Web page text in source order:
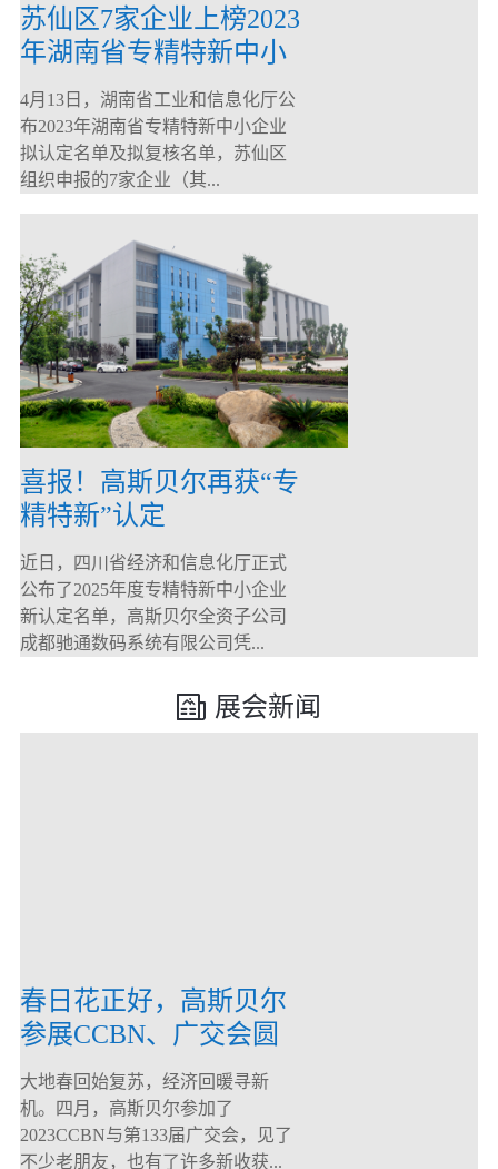
苏仙区7家企业上榜2023
年湖南省专精特新中小
企业
4月13日，湖南省工业和信息化厅公
布2023年湖南省专精特新中小企业
拟认定名单及拟复核名单，苏仙区
组织申报的7家企业（其...
喜报！高斯贝尔再获“专
精特新”认定
近日，四川省经济和信息化厅正式
公布了2025年度专精特新中小企业
新认定名单，高斯贝尔全资子公司
成都驰通数码系统有限公司凭...
展会新闻
春日花正好，高斯贝尔
参展CCBN、广交会圆
满落幕！
大地春回始复苏，经济回暖寻新
机。四月，高斯贝尔参加了
2023CCBN与第133届广交会，见了
不少老朋友，也有了许多新收获...